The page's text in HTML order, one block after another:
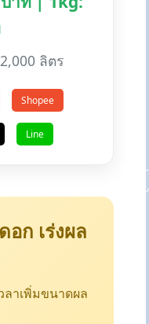
ลิตร
Shopee
Line
อก เร่งผล
ลาเพิ่มขนาดผล